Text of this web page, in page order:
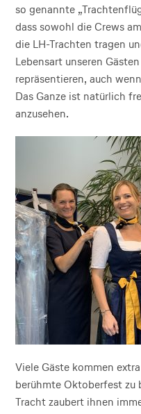
so genannte
dass sowohl die Crews
die LH-Trachten tragen
Lebensart unseren
repräsentieren, auch
Das Ganze ist natürlich
anzusehen.
Viele Gäste kommen
berühmte Oktoberfest zu
Tracht zaubert ihnen